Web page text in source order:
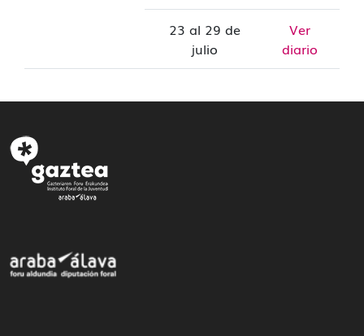
23 al 29 de
julio
Ver
diario